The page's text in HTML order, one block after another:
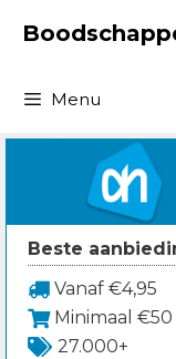
naar
Menu
Beste
Vanaf €4,95
Minimaal €50
27.000+